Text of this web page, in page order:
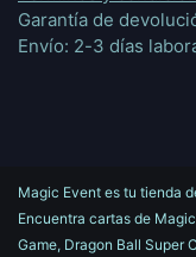
Garantía de
Envío: 2-3 días
Magic Event es tu tienda
Encuentra cartas de
Game, Dragon Ball Super